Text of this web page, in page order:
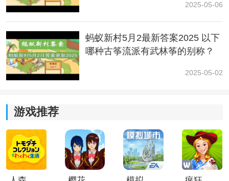
2025-05-06
蚂蚁新村5月2最新答案2025 以下
哪种古筝流派有武林筝的别称？
2025-05-02
游戏推荐